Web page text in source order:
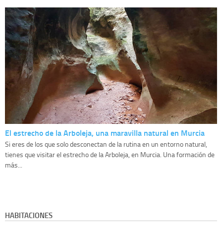
El estrecho de la Arboleja, una maravilla natural en Murcia
Si eres de los que solo desconectan de la rutina en un entorno natural,
tienes que visitar el estrecho de la Arboleja, en Murcia. Una formación de
más...
HABITACIONES